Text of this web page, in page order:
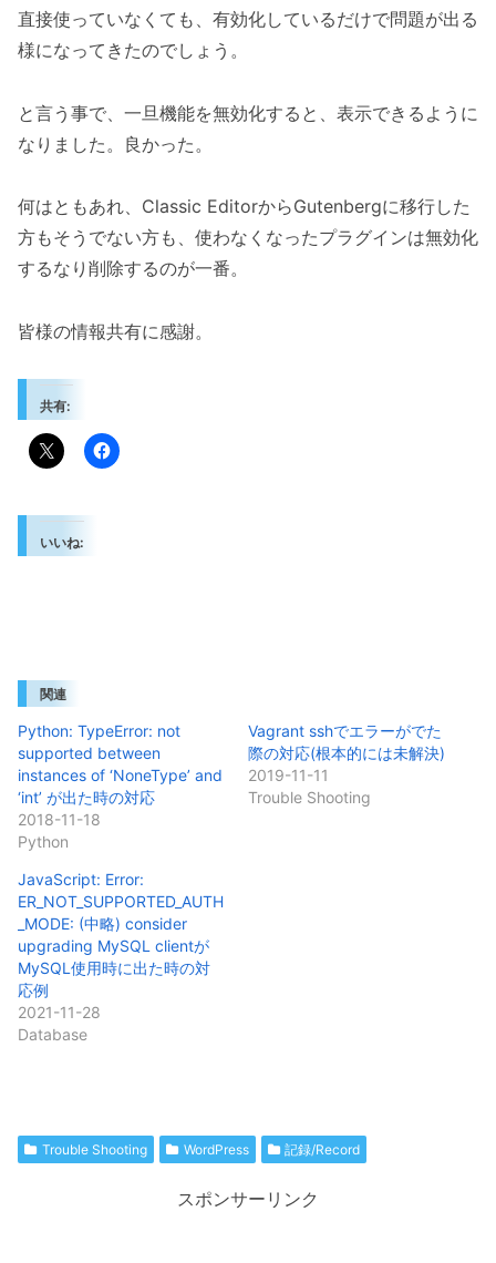
直接使っていなくても、有効化しているだけで問題が出る
様になってきたのでしょう。
と言う事で、一旦機能を無効化すると、表示できるように
なりました。良かった。
何はともあれ、Classic EditorからGutenbergに移行した
方もそうでない方も、使わなくなったプラグインは無効化
するなり削除するのが一番。
皆様の情報共有に感謝。
共有:
いいね:
関連
Python: TypeError: not
supported between
instances of ‘NoneType’ and
‘int’ が出た時の対応
2018-11-18
Python
Vagrant sshでエラーがでた
際の対応(根本的には未解決)
2019-11-11
Trouble Shooting
JavaScript: Error:
ER_NOT_SUPPORTED_AUTH
_MODE: (中略) consider
upgrading MySQL clientが
MySQL使用時に出た時の対
応例
2021-11-28
Database
Trouble Shooting WordPress 記録/Record
スポンサーリンク